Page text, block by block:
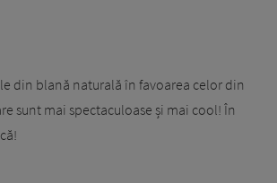
din blană naturală în favoarea celor din
sunt mai spectaculoase și mai cool! În